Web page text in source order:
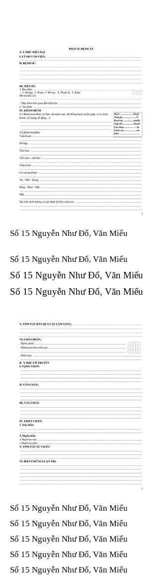
Số 15 Nguyễn Như Đổ, Văn Miếu
Số 15 Nguyễn Như Đổ, Văn Miếu​​​​
Số 15 Nguyễn Như Đổ, Văn Miếu​​​​
Số 15 Nguyễn Như Đổ, Văn Miếu​​​​
Số 15 Nguyễn Như Đổ, Văn Miếu​​​​
Số 15 Nguyễn Như Đổ, Văn Miếu​​​​
Số 15 Nguyễn Như Đổ, Văn Miếu​​​​
Số 15 Nguyễn Như Đổ, Văn Miếu​​​​
Số 15 Nguyễn Như Đổ, Văn Miếu​​​​